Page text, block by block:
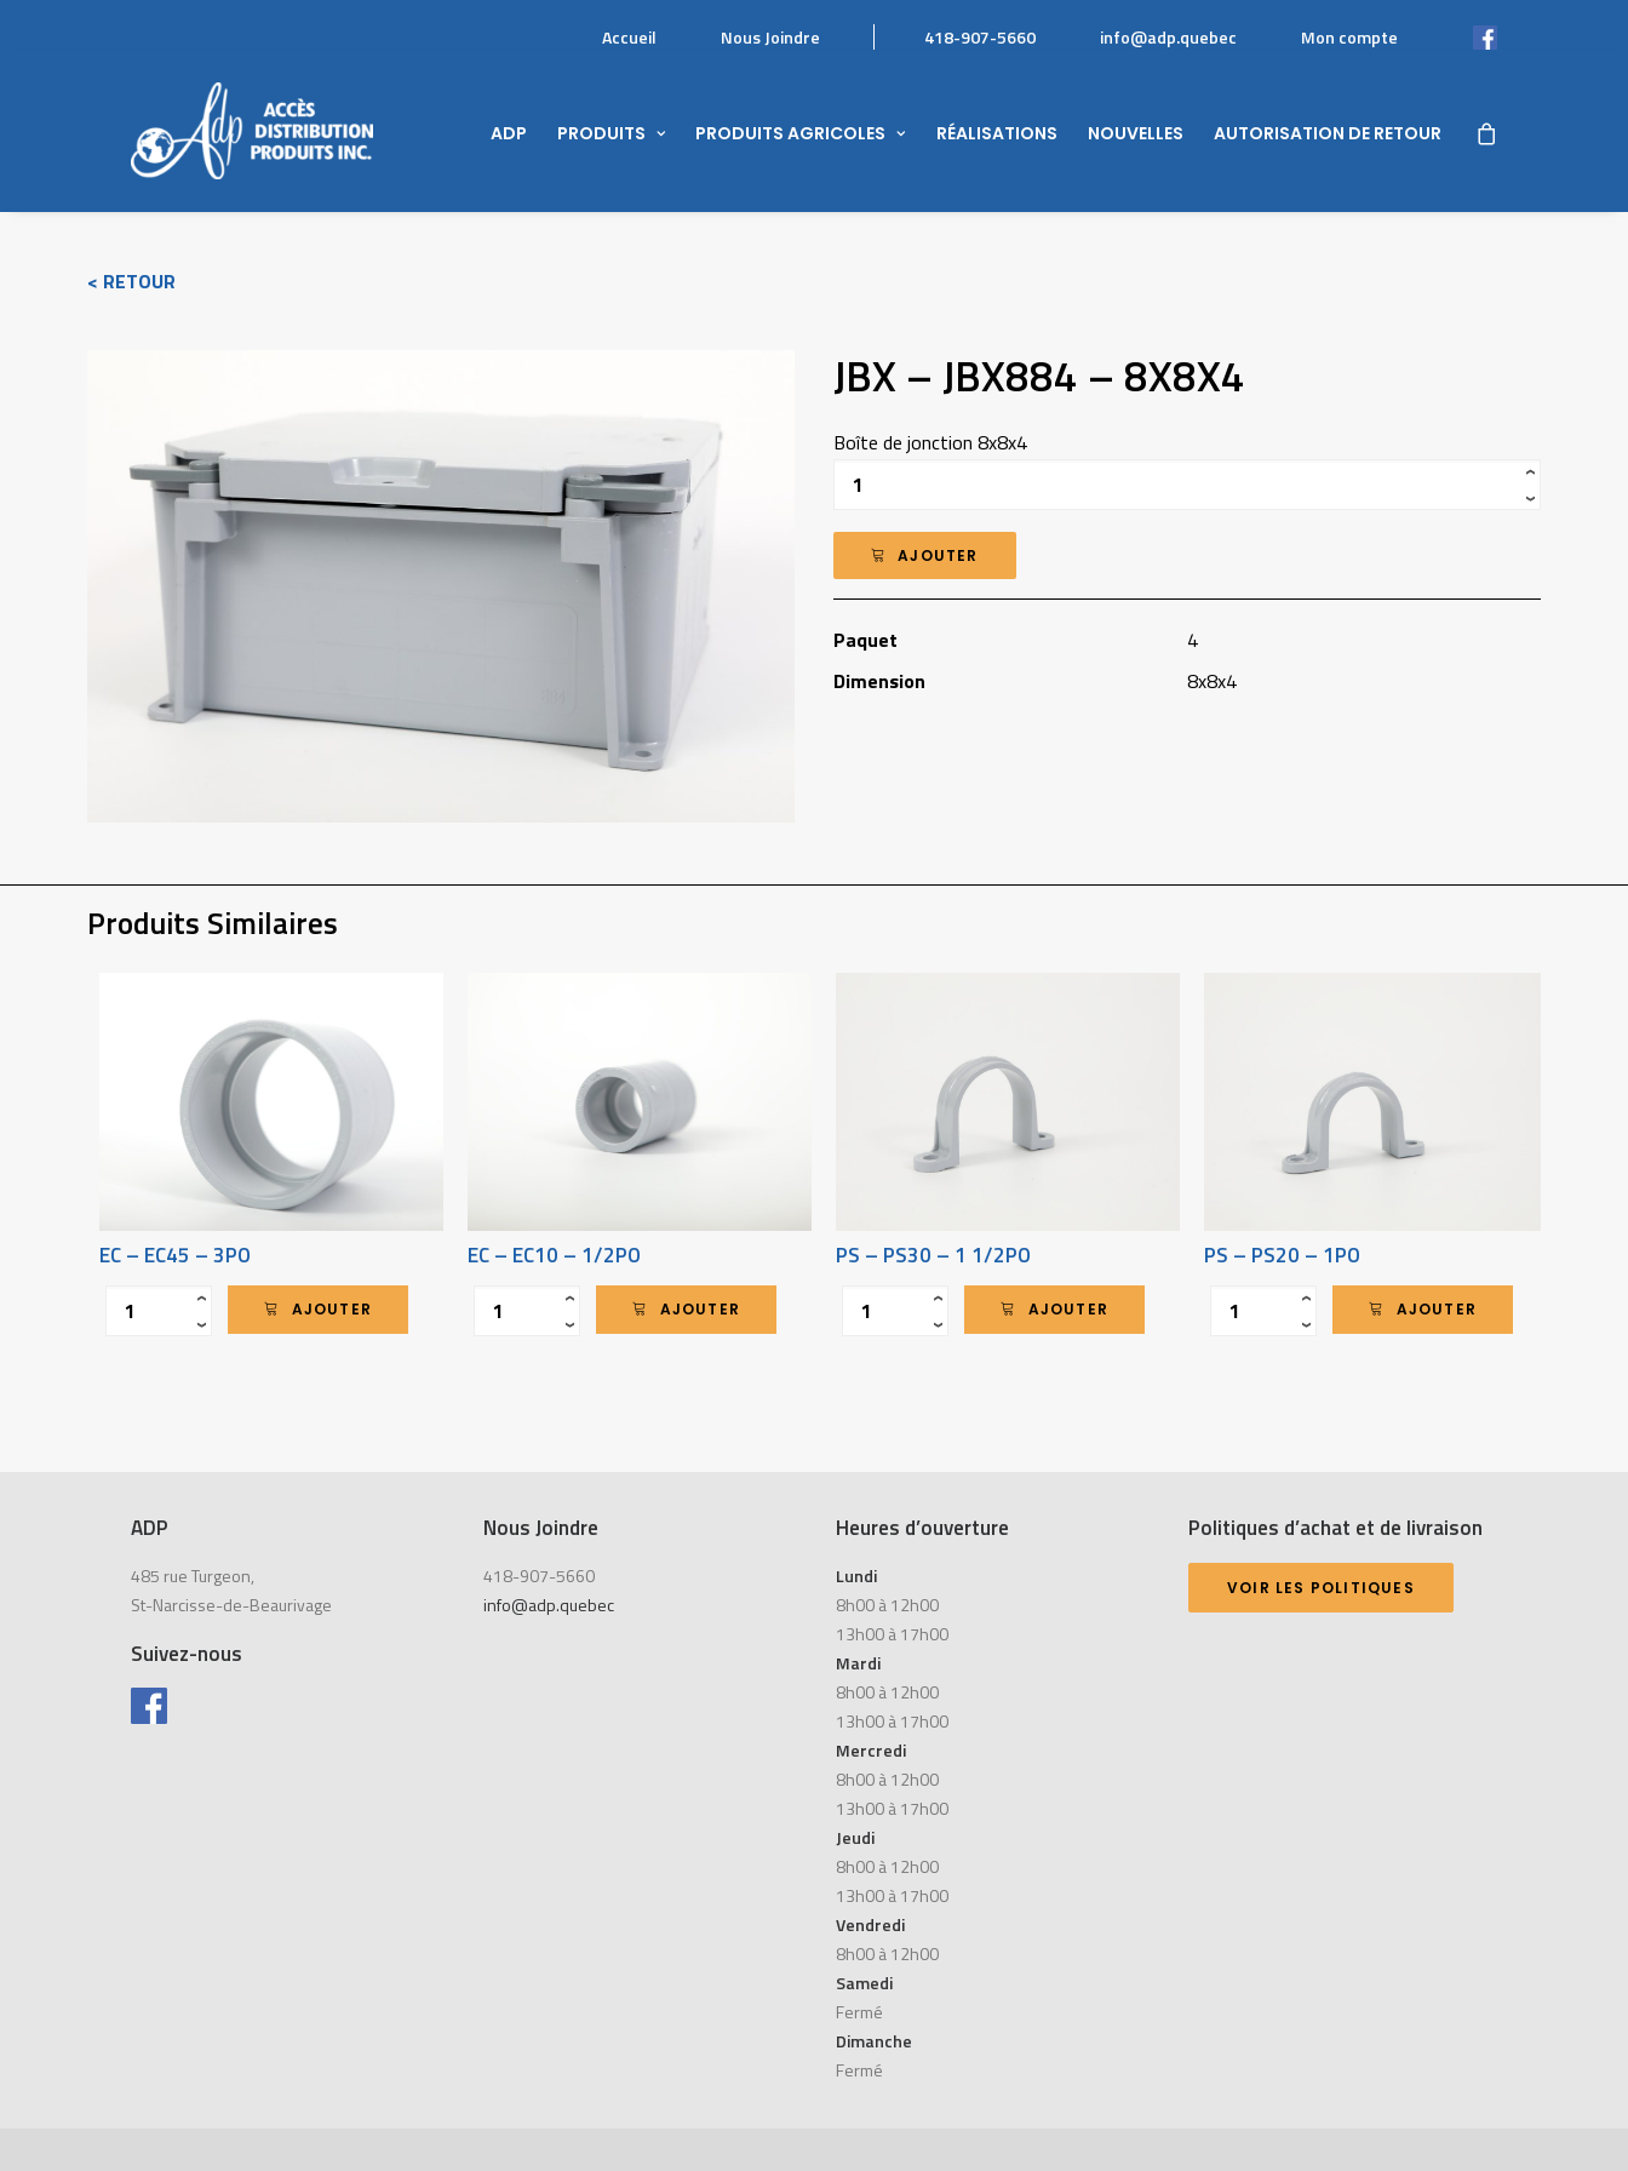
Accueil Nous Joindre 418-907-5660 info@adp.quebec Mon compte Facebook
ADP PRODUITS PRODUITS AGRICOLES RÉALISATIONS NOUVELLES AUTORISATION DE RETOUR
< RETOUR
JBX – JBX884 – 8X8X4
Boîte de jonction 8x8x4
‹
›
AJOUTER
Paquet
4
Dimension
8x8x4
Produits Similaires
EC – EC45 – 3PO
‹
›
AJOUTER
EC – EC10 – 1/2PO
‹
›
AJOUTER
PS – PS30 – 1 1/2PO
‹
›
AJOUTER
PS – PS20 – 1PO
‹
›
AJOUTER
ADP
485 rue Turgeon,
St-Narcisse-de-Beaurivage
Suivez-nous
Nous Joindre
418-907-5660
info@adp.quebec
Heures d’ouverture
Lundi
8h00 à 12h00
13h00 à 17h00
Mardi
8h00 à 12h00
13h00 à 17h00
Mercredi
8h00 à 12h00
13h00 à 17h00
Jeudi
8h00 à 12h00
13h00 à 17h00
Vendredi
8h00 à 12h00
Samedi
Fermé
Dimanche
Fermé
Politiques d’achat et de livraison
VOIR LES POLITIQUES